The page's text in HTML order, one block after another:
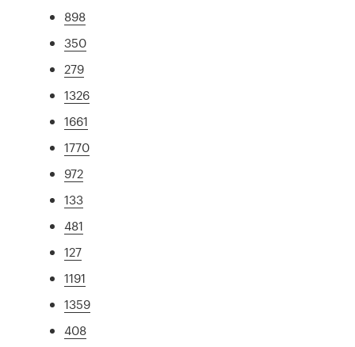
898
350
279
1326
1661
1770
972
133
481
127
1191
1359
408